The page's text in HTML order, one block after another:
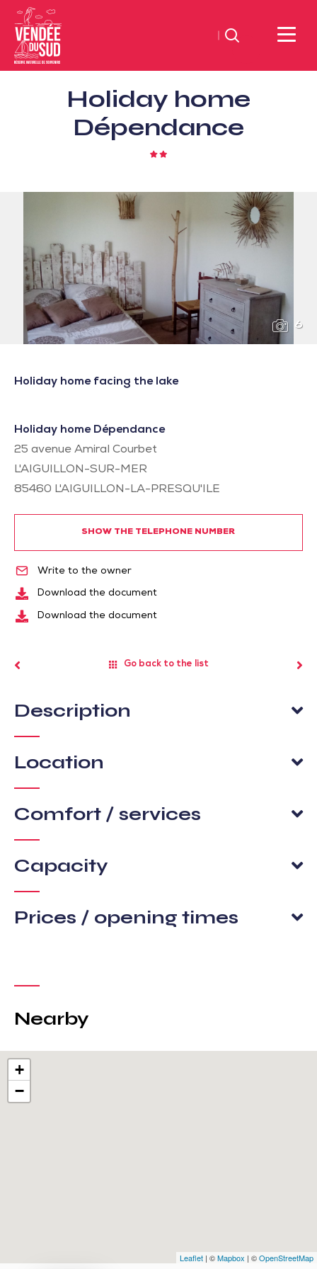
Sud
TourismSouth
Search
Holiday home
Dépendance
2
6
Holiday home facing the lake
Holiday home Dépendance
25 avenue Amiral Courbet
L'AIGUILLON-SUR-MER
85460 L'AIGUILLON-LA-PRESQU'ILE
SHOW THE TELEPHONE NUMBER
Write to the owner
Download the document
Download the document
Go back to the list
Description
Location
Comfort / services
Capacity
Prices / opening times
Nearby
+
−
Leaflet | ©Mapbox | ©OpenStreetMap